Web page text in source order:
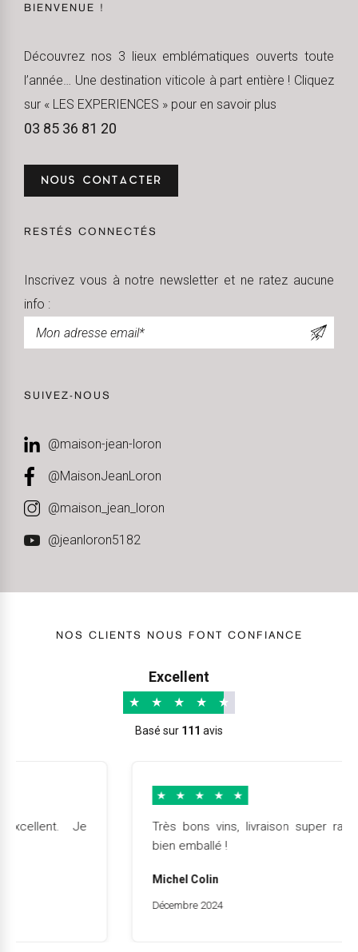
BIENVENUE !
Découvrez nos 3 lieux emblématiques ouverts toute
l’année… Une destination viticole à part entière ! Cliquez
sur « LES EXPERIENCES » pour en savoir plus
03 85 36 81 20
NOUS CONTACTER
RESTÉS CONNECTÉS
Inscrivez vous à notre newsletter et ne ratez aucune
info :
SUIVEZ-NOUS
@maison-jean-loron
@MaisonJeanLoron
@maison_jean_loron
@jeanloron5182
NOS CLIENTS NOUS FONT CONFIANCE
Excellent
★ ★ ★ ★ ★
Basé sur 111 avis
Très bons vins, livraison super rapide et très